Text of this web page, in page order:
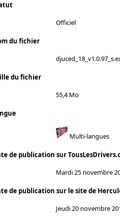
Officiel
du fichier
du fichier
55,4 Mo
Multi-langues
de publication sur
Mardi 25 novembre
de publication sur le site de
Jeudi 20 novembre